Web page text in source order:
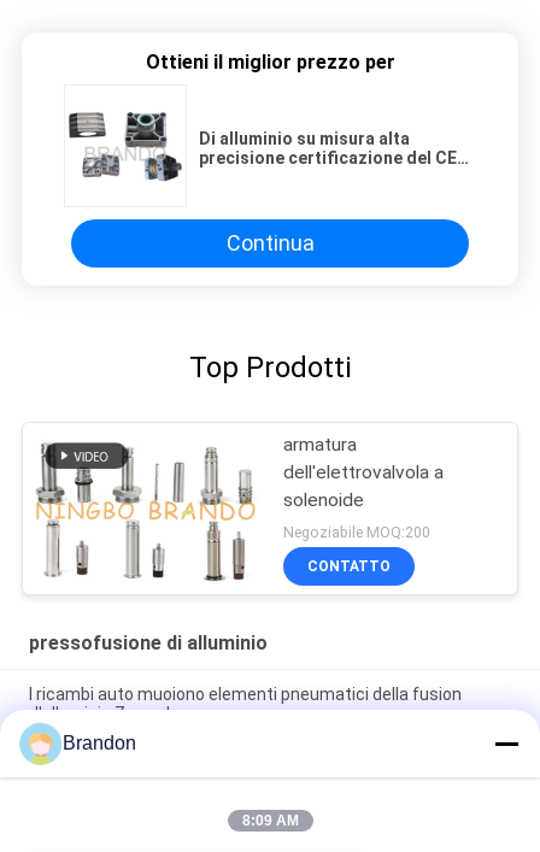
Ottieni il miglior prezzo per
Di alluminio su misura alta
precisione certificazione del CE
Continua
Top Prodotti
armatura
dell'elettrovalvola a
solenoide
Negoziabile MOQ:200
CONTATTO
pressofusione di alluminio
I ricambi auto muoiono elementi pneumatici della fusion
d'alluminio Zamark
La macchina di pressofusione di alluminio la pressofusione
per gli elementi pneumatici
Di alluminio su misura iso del CE la pressofusione con il
Brandon
8:09 AM